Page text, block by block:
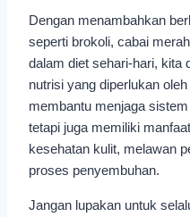
Dengan menambahkan
seperti brokoli, cabai
dalam diet sehari-hari, kita
nutrisi yang diperlukan
membantu menjaga
tetapi juga memiliki
kesehatan kulit, melawan
proses penyembuhan.
Jangan lupakan untuk